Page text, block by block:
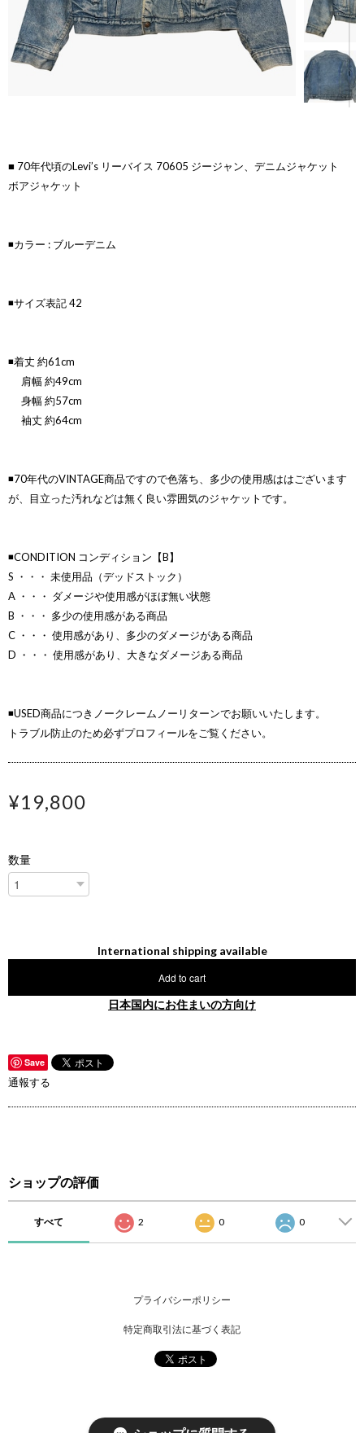
■ 70年代頃のLevi’s リーバイス 70605 ジージャン、デニムジャケット
ボアジャケット
◾️カラー : ブルーデニム
◾️サイズ表記 42
◾️着丈 約61cm
肩幅 約49cm
身幅 約57cm
袖丈 約64cm
◾️70年代のVINTAGE商品ですので色落ち、多少の使用感ははございます
が、目立った汚れなどは無く良い雰囲気のジャケットです。
◾️CONDITION コンディション【B】
S ・・・ 未使用品（デッドストック）
A ・・・ ダメージや使用感がほぼ無い状態
B ・・・ 多少の使用感がある商品
C ・・・ 使用感があり、多少のダメージがある商品
D ・・・ 使用感があり、大きなダメージある商品
◾️USED商品につきノークレームノーリターンでお願いいたします。
トラブル防止のため必ずプロフィールをご覧ください。
¥19,800
数量
International shipping available
Add to cart
日本国内にお住まいの方向け
Save
通報する
ショップの評価
すべて 2 0 0
プライバシーポリシー
特定商取引法に基づく表記